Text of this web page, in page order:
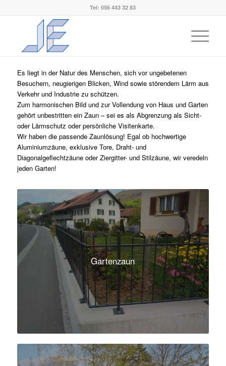
Tel: 056 443 32 83
You are here: Home
Es liegt in der Natur des Menschen, sich vor ungebetenen
Besuchern, neugierigen Blicken, Wind sowie störendem Lärm aus
Verkehr und Industrie zu schützen.
Zum harmonischen Bild und zur Vollendung von Haus und Garten
gehört unbestritten ein Zaun – sei es als Abgrenzung als Sicht-
oder Lärmschutz oder persönliche Visitenkarte.
Wir haben die passende Zaunlösung! Egal ob hochwertige
Aluminiumzäune, exklusive Tore, Draht- und
Diagonalgeflechtzäune oder Ziergitter- und Stilzäune, wir veredeln
jeden Garten!
Gartenzaun